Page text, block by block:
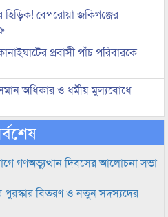
বেপরোয়া জকিগঞ্জের
প্রবাসী পাঁচ পরিবারকে
অধিকার ও ধর্মীয় মুল্যবোধে
গণঅভ্যুত্থান দিবসের আলোচনা সভা
পুরস্কার বিতরণ ও নতুন সদস্যদের